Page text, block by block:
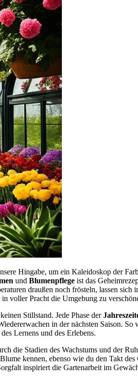
Hingabe, um ein Kaleidoskop der
und Blumenpflege ist das
draußen noch frösteln, lassen sich
in voller Pracht die Umgebung zu
Stillstand. Jede Phase der
in der nächsten Saison. So
Lernens und des Erlebens.
die Stadien des Wachstums und der
kennen, ebenso wie du den Takt des
inspiriert die Gartenarbeit im